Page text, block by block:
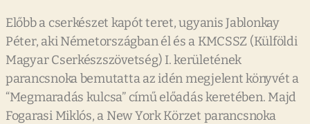
Előbb a cserkészet kapót teret, ugyanis Jablonkay
Péter, aki Németországban él és a KMCSSZ (Külföldi
Magyar Cserkészszövetség) I. kerületének
parancsnoka bemutatta az idén megjelent könyvét a
“Megmaradás kulcsa” című előadás keretében. Majd
Fogarasi Miklós, a New York Körzet parancsnoka